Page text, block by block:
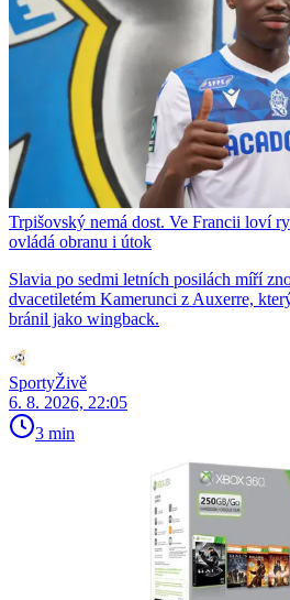
Trpišovský nemá dost. Ve Francii loví
ovládá obranu i útok
Slavia po sedmi letních posilách míří
dvacetiletém Kamerunci z Auxerre,
bránil jako wingback.
SportyŽivě
6. 8. 2026, 22:05
3 min